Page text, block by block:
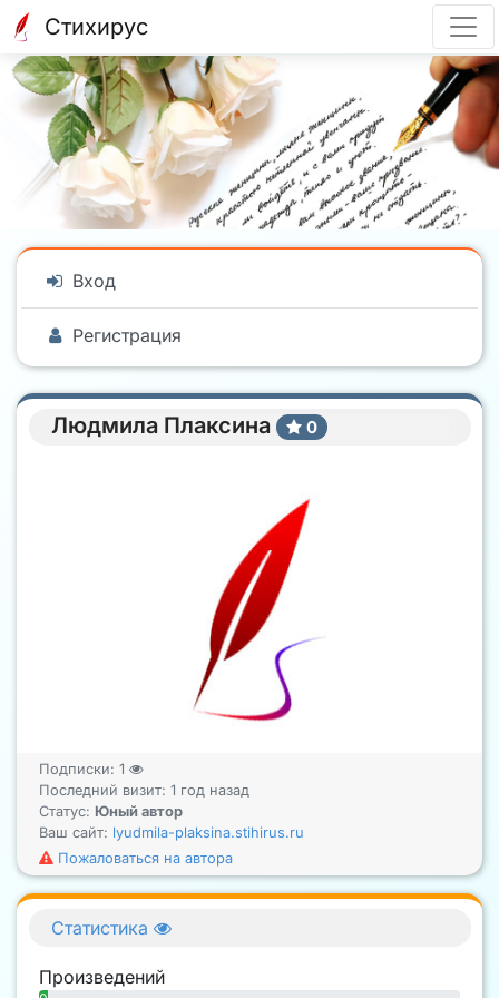
Стихирус
Вход
Регистрация
Людмила Плаксина 0
Подписки: 1
Последний визит: 1 год назад
Статус: Юный автор
Ваш сайт: lyudmila-plaksina.stihirus.ru
Пожаловаться на автора
Статистика
Произведений